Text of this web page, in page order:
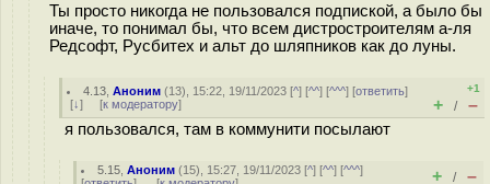
Ты просто никогда не пользовался подпиской, а было бы
иначе, то понимал бы, что всем дистростроителям а-ля
Редсофт, Русбитех и aльт до шляпников как до луны.
4.13 ,Аноним (13), 15:22, 19/11/2023 [^] [^^] [^^^] [ответить]
[↓] [к модератору]
+1
+ / –
я пользовался, там в коммунити посылают
5.15 ,Аноним (15), 15:27, 19/11/2023 [^] [^^] [^^^]
+ / –